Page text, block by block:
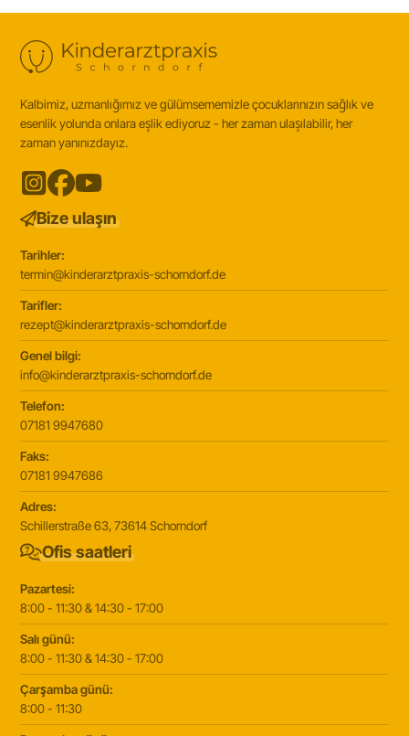
Kalbimiz, uzmanlığımız ve gülümsememizle çocuklarınızın sağlık ve
esenlik yolunda onlara eşlik ediyoruz - her zaman ulaşılabilir, her
zaman yanınızdayız.
Bize ulaşın
Tarihler:
termin@kinderarztpraxis-schorndorf.de
Tarifler:
rezept@kinderarztpraxis-schorndorf.de
Genel bilgi:
info@kinderarztpraxis-schorndorf.de
Telefon:
07181 9947680
Faks:
07181 9947686
Adres:
Schillerstraße 63, 73614 Schorndorf
Ofis saatleri
Pazartesi:
8:00 - 11:30 & 14:30 - 17:00
Salı günü:
8:00 - 11:30 & 14:30 - 17:00
Çarşamba günü:
8:00 - 11:30